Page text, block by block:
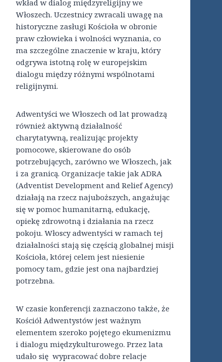
wkład w dialog międzyreligijny we
Włoszech. Uczestnicy zwracali uwagę na
historyczne zasługi Kościoła w obronie
praw człowieka i wolności wyznania, co
ma szczególne znaczenie w kraju, który
odgrywa istotną rolę w europejskim
dialogu między różnymi wspólnotami
religijnymi.
Adwentyści we Włoszech od lat prowadzą
również aktywną działalność
charytatywną, realizując projekty
pomocowe, skierowane do osób
potrzebujących, zarówno we Włoszech, jak
i za granicą. Organizacje takie jak ADRA
(Adventist Development and Relief Agency)
działają na rzecz najuboższych, angażując
się w pomoc humanitarną, edukację,
opiekę zdrowotną i działania na rzecz
pokoju. Włoscy adwentyści w ramach tej
działalności stają się częścią globalnej misji
Kościoła, której celem jest niesienie
pomocy tam, gdzie jest ona najbardziej
potrzebna.
W czasie konferencji zaznaczono także, że
Kościół Adwentystów jest ważnym
elementem szeroko pojętego ekumenizmu
i dialogu międzykulturowego. Przez lata
udało się wypracować dobre relacje